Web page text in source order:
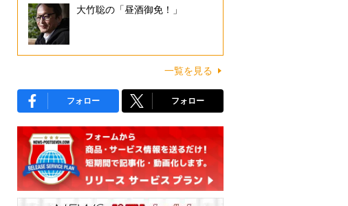
大竹聡の「昼酒御免！」
一覧を見る
フォロー フォロー